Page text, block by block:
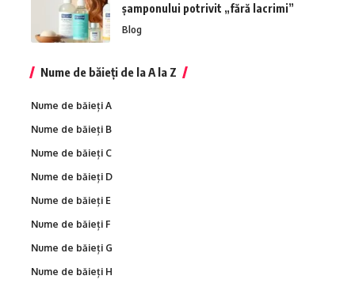
șamponului potrivit „fără lacrimi”
Blog
Nume de băieți de la A la Z
Nume de băieți A
Nume de băieți B
Nume de băieți C
Nume de băieți D
Nume de băieți E
Nume de băieți F
Nume de băieți G
Nume de băieți H